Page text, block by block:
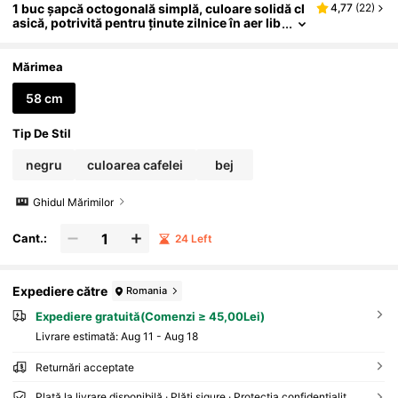
1 buc șapcă octogonală simplă, culoare solidă cl
asică, potrivită pentru ținute zilnice în aer lib
4,77 (22)
Mărimea
58 cm
Tip De Stil
negru culoarea cafelei bej
Ghidul Mărimilor
Cant.: 24 Left
Expediere către Romania
Expediere gratuită(Comenzi ≥ 45,00Lei)
Livrare estimată: Aug 11 - Aug 18
Returnări acceptate